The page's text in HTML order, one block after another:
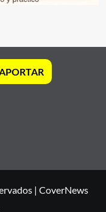
| CoverNews